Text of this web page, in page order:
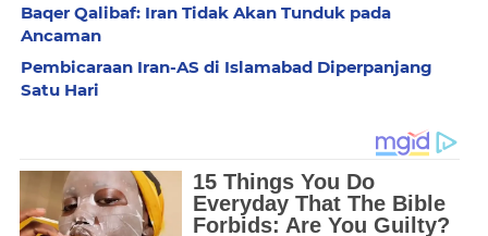
Baqer Qalibaf: Iran Tidak Akan Tunduk pada
Ancaman
Pembicaraan Iran-AS di Islamabad Diperpanjang
Satu Hari